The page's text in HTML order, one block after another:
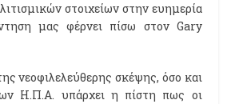
στοιχείων στην ευημερία
μας φέρνει πίσω στον Gary
νεοφιλελεύθερης σκέψης, όσο και
Η.Π.Α. υπάρχει η πίστη πως οι